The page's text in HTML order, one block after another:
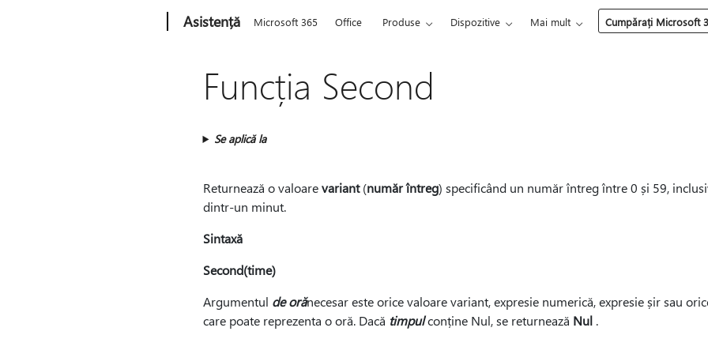
Asistență Microsoft 365 Office Produse Dispozitive Mai mult Cumpărați Microsoft
Funcția Second
Se aplică la
Returnează o valoarevariant(număr întreg) specificând un număr întreg între 0 și 59,
dintr-un minut.
Sintaxă
Second(time)
Argumentul de orănecesar este orice valoare variant, expresie numerică, expresie șir sau
care poate reprezenta o oră. Dacă timpulconține Nul, se returnează Nul.